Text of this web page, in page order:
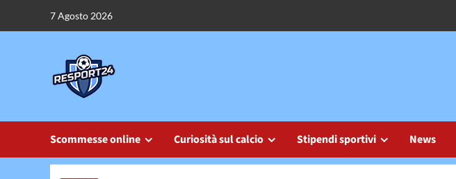
7 Agosto 2026
Scommesse online Curiosità sul calcio Stipendi sportivi News